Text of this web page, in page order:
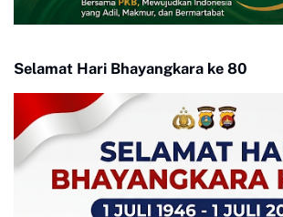
Selamat Hari Bhayangkara ke 80